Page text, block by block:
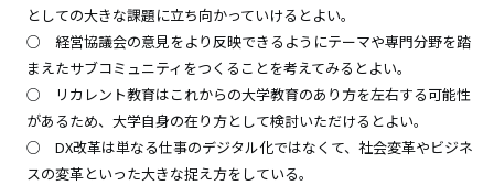
としての大きな課題に立ち向かっていけるとよい。
○ 経営協議会の意見をより反映できるようにテーマや専門分野を踏
まえたサブコミュニティをつくることを考えてみるとよい。
○ リカレント教育はこれからの大学教育のあり方を左右する可能性
があるため、大学自身の在り方として検討いただけるとよい。
○ DX改革は単なる仕事のデジタル化ではなくて、社会変革やビジネ
スの変革といった大きな捉え方をしている。